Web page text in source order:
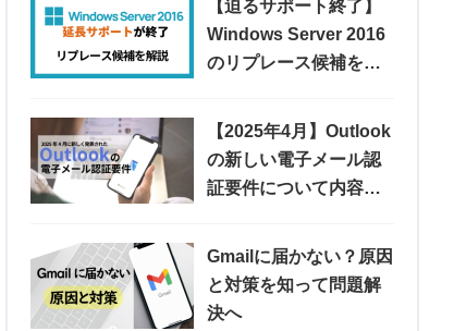
【迫るサポート終了】
Windows Server 2016
のリプレース候補を紹
【2025年4月】Outlook
の新しい電子メール認
証要件について内容や
Gmailに届かない？原因
と対策を知って問題解
決へ